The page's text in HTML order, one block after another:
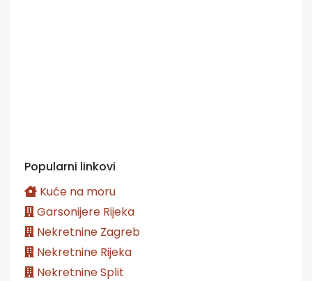
Popularni linkovi
Kuće na moru
Garsonijere Rijeka
Nekretnine Zagreb
Nekretnine Rijeka
Nekretnine Split